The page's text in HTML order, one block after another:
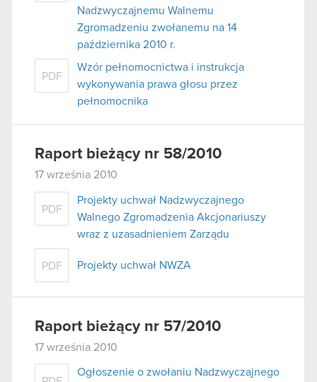
Nadzwyczajnemu Walnemu
Zgromadzeniu zwołanemu na 14
października 2010 r.
PDF
Wzór pełnomocnictwa i instrukcja
wykonywania prawa głosu przez
pełnomocnika
Raport bieżący nr 58/2010
17 września 2010
PDF
Projekty uchwał Nadzwyczajnego
Walnego Zgromadzenia Akcjonariuszy
wraz z uzasadnieniem Zarządu
PDF Projekty uchwał NWZA
Raport bieżący nr 57/2010
17 września 2010
Ogłoszenie o zwołaniu Nadzwyczajnego